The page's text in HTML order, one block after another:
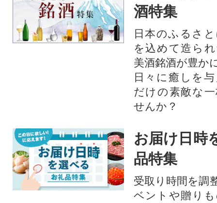
酒特集
日本のふるさ
を込めて造ら
美酒銘酒が豊か
日々に癒しを
だけの素敵な
せんか？
お届け日時
品特集
受取り時間を調
ベントや贈り